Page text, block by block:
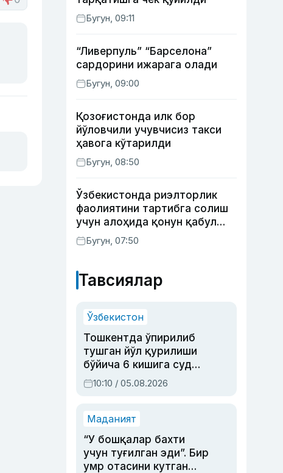
Бугун, 09:11
“Ливерпуль” “Барселона”
сардорини ижарага олади
Бугун, 09:00
Қозоғистонда илк бор
йўловчили учувчисиз такси
ҳавога кўтарилди
Бугун, 08:50
Ўзбекистонда риэлторлик
фаолиятини тартибга солиш
учун алоҳида қонун қабул
қилинди
Бугун, 07:50
Тавсиялар
Ўзбекистон
Тошкентда ўпирилиб
тушган йўл қурилиши
бўйича 6 кишига суд
ҳукми ўқилди
10:10 / 05.08.2026
Маданият
“У бошқалар бахти
учун туғилган эди”. Бир
умр отасини кутган